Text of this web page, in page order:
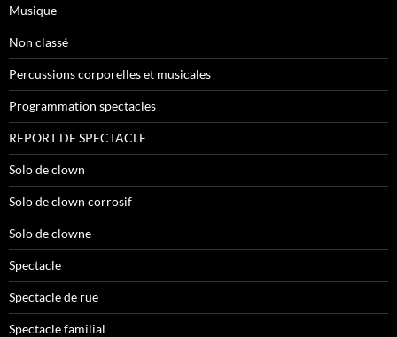
Musique
Non classé
Percussions corporelles et musicales
Programmation spectacles
REPORT DE SPECTACLE
Solo de clown
Solo de clown corrosif
Solo de clowne
Spectacle
Spectacle de rue
Spectacle familial